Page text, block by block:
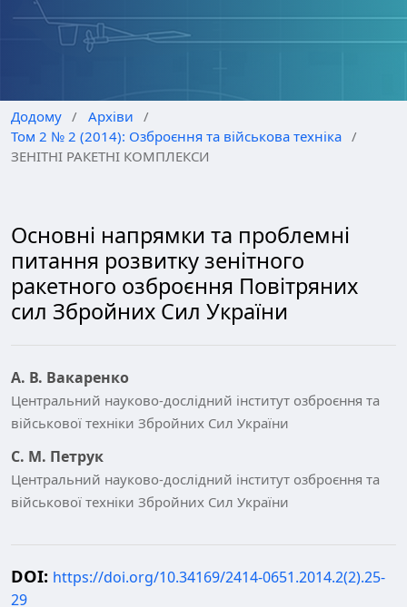
Додому / Архіви
/
Том 2 № 2 (2014): Озброєння та військова техніка /
ЗЕНІТНІ РАКЕТНІ КОМПЛЕКСИ
Основні напрямки та проблемні
питання розвитку зенітного
ракетного озброєння Повітряних
сил Збройних Сил України
А. В. Вакаренко
Центральний науково-дослідний інститут озброєння та
військової техніки Збройних Сил України
С. М. Петрук
Центральний науково-дослідний інститут озброєння та
військової техніки Збройних Сил України
DOI: https://doi.org/10.34169/2414-0651.2014.2(2).25-
29